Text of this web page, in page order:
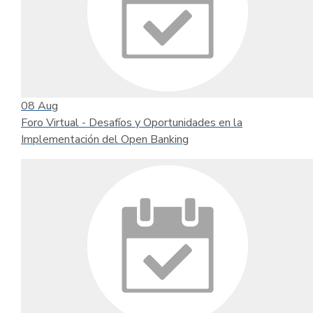
08 Aug
Foro Virtual - Desafíos y Oportunidades en la
Implementación del Open Banking